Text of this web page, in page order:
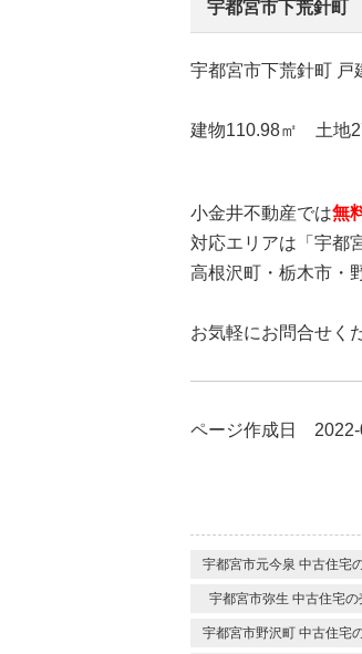
よくある質問
媒介契約の種類とは
宇都宮市下荒針
宇都宮市下荒針町 戸
建物110.98㎡ 土地
小金井不動産では無
対応エリアは「宇都
高根沢町・栃木市・
お気軽にお問合せく
ページ作成日 2022-
宇都宮市元今泉 中古住宅
宇都宮市弥生 中古住宅
宇都宮市野沢町 中古住宅